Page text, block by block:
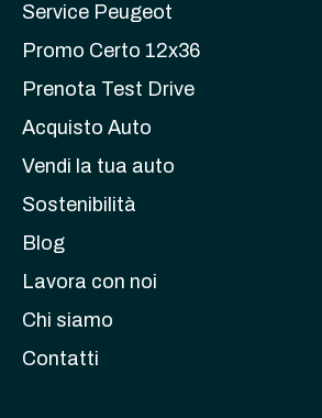
Service Peugeot
Promo Certo 12x36
Prenota Test Drive
Acquisto Auto
Vendi la tua auto
Sostenibilità
Blog
Lavora con noi
Chi siamo
Contatti